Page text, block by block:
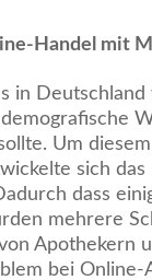
Handel mit
in
Um
sich das
dass
mehrere
Apothekern
bei Online-